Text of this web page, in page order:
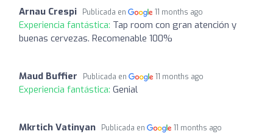
Arnau Crespi Publicada en 11 months ago
Experiencia fantástica: Tap room con gran atención y
buenas cervezas. Recomenable 100%
Maud Buffier Publicada en 11 months ago
Experiencia fantástica: Genial
Mkrtich Vatinyan Publicada en 11 months ago